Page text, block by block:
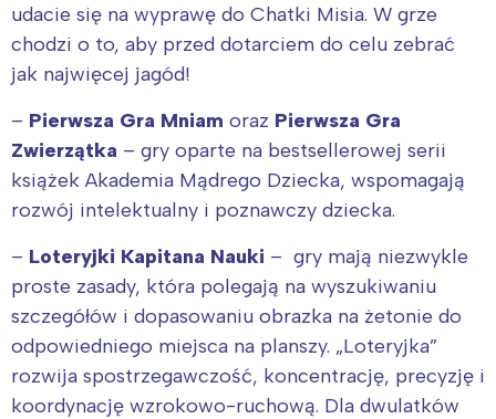
udacie się na wyprawę do Chatki Misia. W grze
chodzi o to, aby przed dotarciem do celu zebrać
jak najwięcej jagód!
– Pierwsza Gra Mniam oraz Pierwsza Gra
Zwierzątka – gry oparte na bestsellerowej serii
książek Akademia Mądrego Dziecka, wspomagają
rozwój intelektualny i poznawczy dziecka.
– Loteryjki Kapitana Nauki – gry mają niezwykle
proste zasady, która polegają na wyszukiwaniu
szczegółów i dopasowaniu obrazka na żetonie do
odpowiedniego miejsca na planszy. „Loteryjka”
rozwija spostrzegawczość, koncentrację, precyzję i
koordynację wzrokowo-ruchową. Dla dwulatków